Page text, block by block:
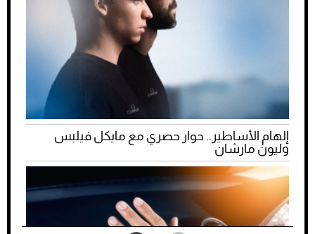
إلهام الأساطير.. حوار حصري مع مايكل فيلبس
وليون مارشان